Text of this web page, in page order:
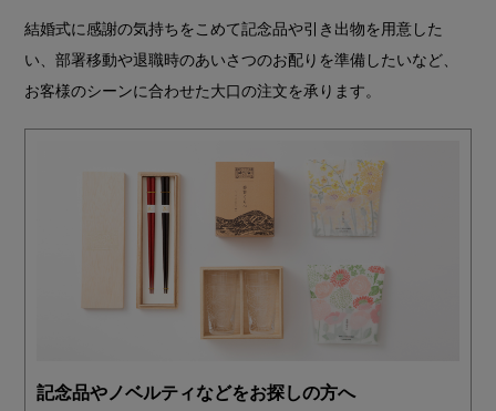
結婚式に感謝の気持ちをこめて記念品や引き出物を用意した
い、部署移動や退職時のあいさつのお配りを準備したいなど、
お客様のシーンに合わせた大口の注文を承ります。
記念品やノベルティなどをお探しの方へ